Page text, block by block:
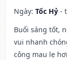
Ngày: Tốc Hỷ -
Buổi sáng tốt,
vui nhanh
công mau lẹ